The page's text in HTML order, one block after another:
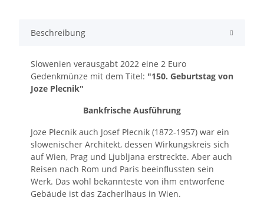
Beschreibung
Slowenien verausgabt 2022 eine 2 Euro
Gedenkmünze mit dem Titel: "150. Geburtstag von
Joze Plecnik"
Bankfrische Ausführung
Joze Plecnik auch Josef Plecnik (1872-1957) war ein
slowenischer Architekt, dessen Wirkungskreis sich
auf Wien, Prag und Ljubljana erstreckte. Aber auch
Reisen nach Rom und Paris beeinflussten sein
Werk. Das wohl bekannteste von ihm entworfene
Gebäude ist das Zacherlhaus in Wien.